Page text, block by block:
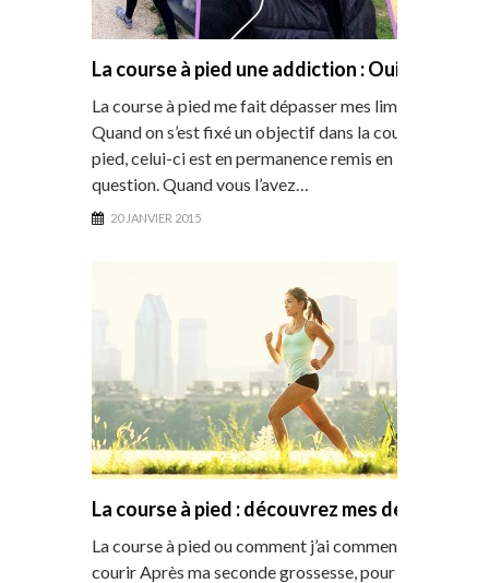
La course à pied une addiction : Oui !
La course à pied me fait dépasser mes limites
Quand on s’est fixé un objectif dans la course à
pied, celui-ci est en permanence remis en
question. Quand vous l’avez…
20 JANVIER 2015
La course à pied : découvrez mes débuts
La course à pied ou comment j’ai commencé à
courir Après ma seconde grossesse, pour tenter